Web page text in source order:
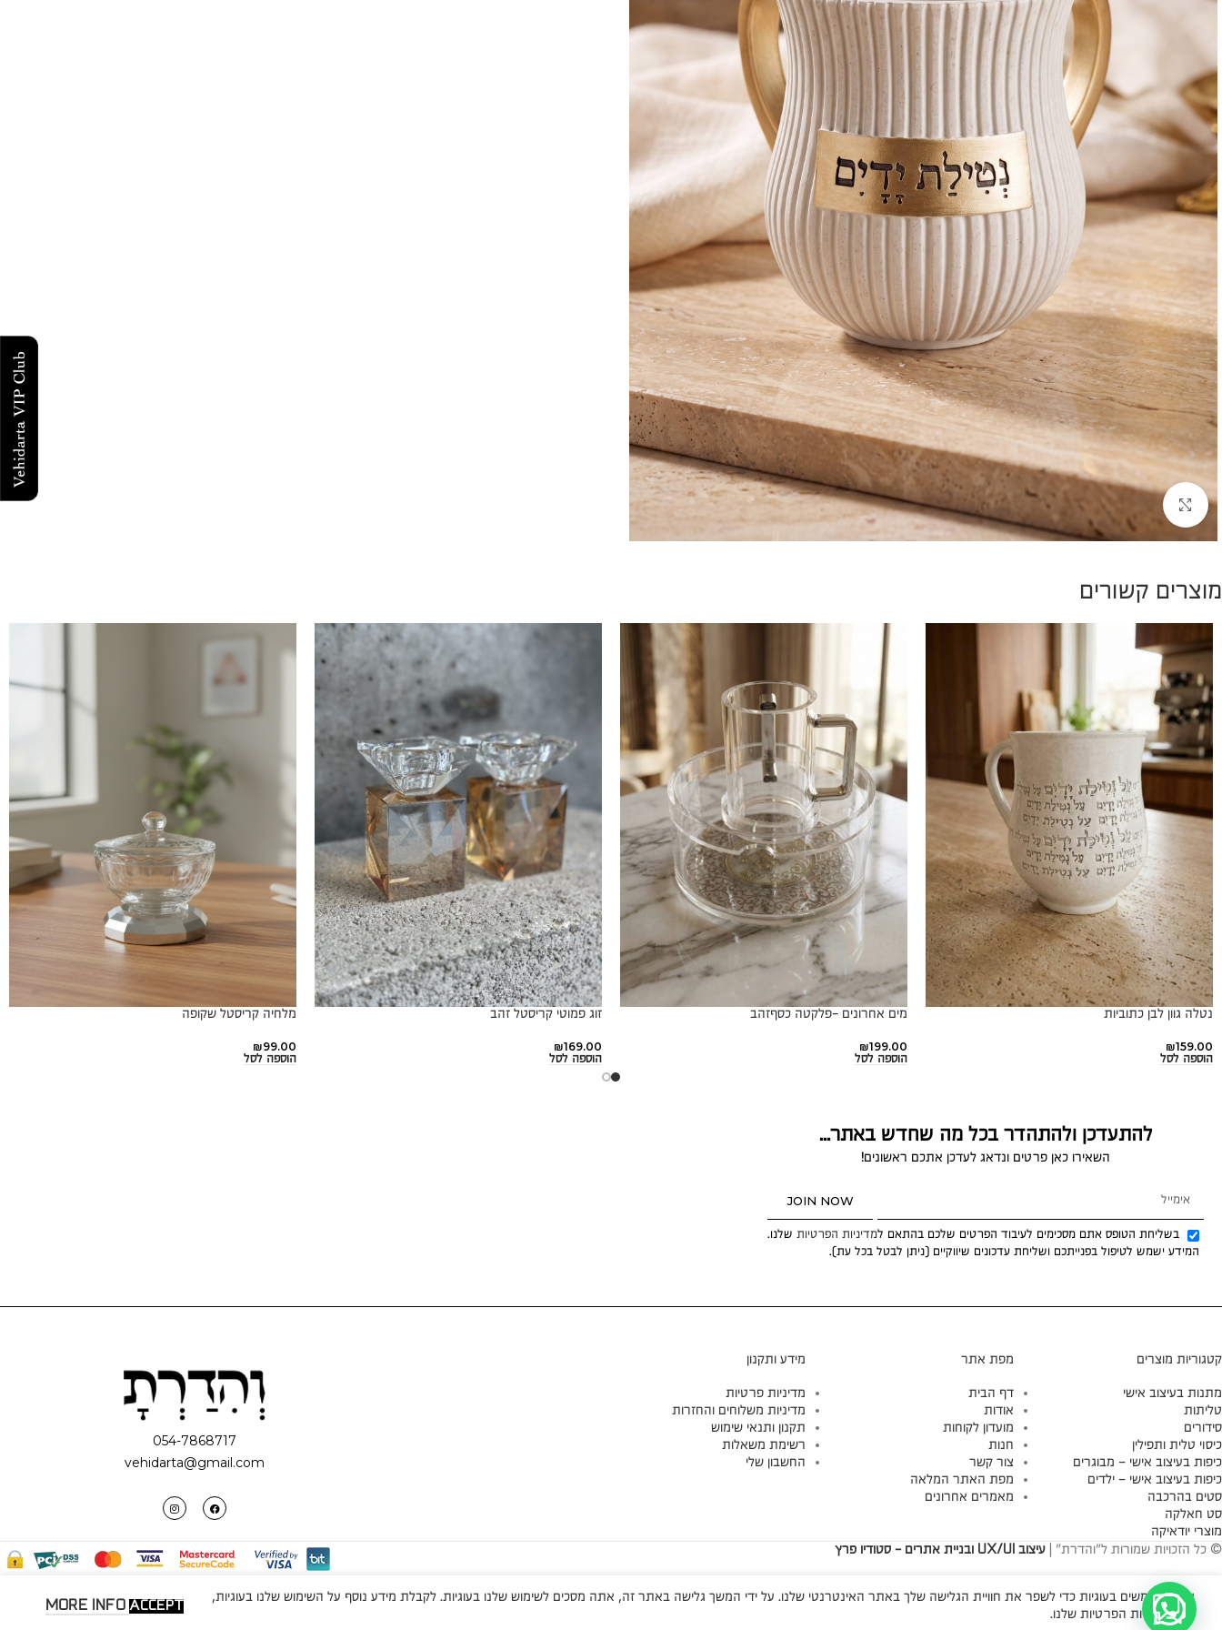
להגדלת התמונה
מוצרים קשורים
נטלה גוון לבן כתוביות
₪159.00
הוספה לסל
מים אחרונים -פלקטה כסףזהב
₪199.00
הוספה לסל
זוג פמוטי קריסטל זהב
₪169.00
הוספה לסל
מלחיה קריסטל שקופה
₪99.00
הוספה לסל
להתעדכן ולהתהדר בכל מה שחדש באתר...
השאירו כאן פרטים ונדאג לעדכן אתכם ראשונים!
בשליחת הטופס אתם מסכימים לעיבוד הפרטים שלכם בהתאם למדיניות הפרטיות שלנו.
המידע ישמש לטיפול בפנייתכם ושליחת עדכונים שיווקיים (ניתן לבטל בכל עת).
JOIN NOW
קטגוריות מוצרים
מתנות בעיצוב אישי
טליתות
סידורים
כיסוי טלית ותפילין
כיפות בעיצוב אישי – מבוגרים
כיפות בעיצוב אישי – ילדים
סטים בהרכבה
סט חאלקה
מוצרי יודאיקה
מפת אתר
דף הבית
אודות
מועדון לקוחות
חנות
צור קשר
מפת האתר המלאה
מאמרים אחרונים
מידע ותקנון
מדיניות פרטיות
מדיניות משלוחים והחזרות
תקנון ותנאי שימוש
רשימת משאלות
החשבון שלי
054-7868717
vehidarta@gmail.com
© כל הזכויות שמורות ל"והדרת" | עיצוב UX/UI ובניית אתרים - סטודיו פרץ
אנו משתמשים בעוגיות כדי לשפר את חוויית הגלישה שלך באתר האינטרנטי שלנו. על ידי המשך גלישה באתר זה, אתה מסכים לשימוש שלנו בעוגיות. לקבלת מידע נוסף על השימוש שלנו בעוגיות,
עיין במדיניות הפרטיות שלנו.
MORE INFO ACCEPT